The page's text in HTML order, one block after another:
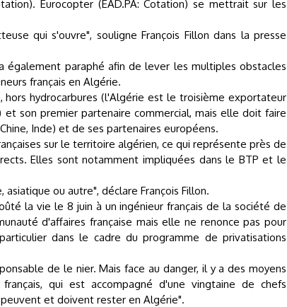
Eurocopter (EAD.PA: Cotation) se mettrait sur les
qui s'ouvre", souligne François Fillon dans la presse
également paraphé afin de lever les multiples obstacles
français en Algérie.
hors hydrocarbures (l'Algérie est le troisième exportateur
son premier partenaire commercial, mais elle doit faire
Inde) et de ses partenaires européens.
sur le territoire algérien, ce qui représente près de
Elles sont notamment impliquées dans le BTP et le
ou autre", déclare François Fillon.
la vie le 8 juin à un ingénieur français de la société de
d'affaires française mais elle ne renonce pas pour
dans le cadre du programme de privatisations
de le nier. Mais face au danger, il y a des moyens
qui est accompagné d'une vingtaine de chefs
et doivent rester en Algérie".